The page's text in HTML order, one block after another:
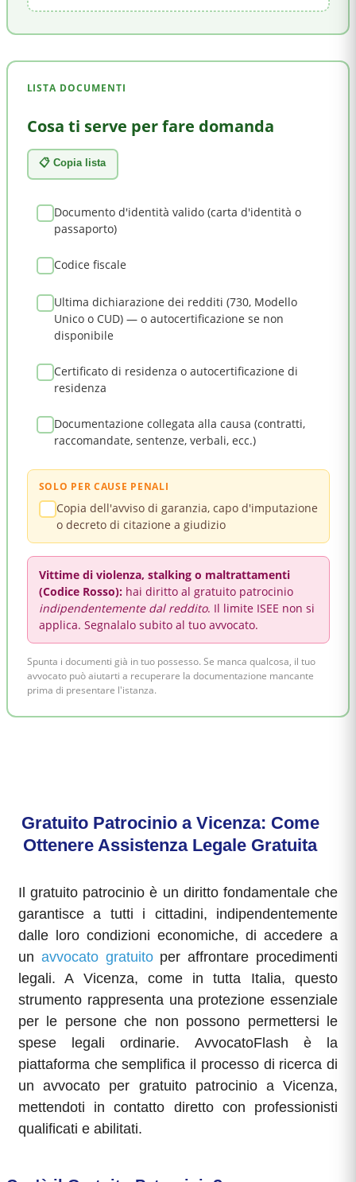
LISTA DOCUMENTI
Cosa ti serve per fare domanda
📋 Copia lista
Documento d'identità valido (carta d'identità o
passaporto)
Codice fiscale
Ultima dichiarazione dei redditi (730, Modello
Unico o CUD) — o autocertificazione se non
disponibile
Certificato di residenza o autocertificazione di
residenza
Documentazione collegata alla causa (contratti,
raccomandate, sentenze, verbali, ecc.)
SOLO PER CAUSE PENALI
Copia dell'avviso di garanzia, capo d'imputazione
o decreto di citazione a giudizio
Vittime di violenza, stalking o maltrattamenti
(Codice Rosso): hai diritto al gratuito patrocinio
indipendentemente dal reddito. Il limite ISEE non si
applica. Segnalalo subito al tuo avvocato.
Spunta i documenti già in tuo possesso. Se manca qualcosa, il tuo
avvocato può aiutarti a recuperare la documentazione mancante
prima di presentare l'istanza.
Gratuito Patrocinio a Vicenza: Come
Ottenere Assistenza Legale Gratuita
Il gratuito patrocinio è un diritto fondamentale che
garantisce a tutti i cittadini, indipendentemente
dalle loro condizioni economiche, di accedere a
un avvocato gratuitoper affrontare procedimenti
legali. A Vicenza, come in tutta Italia, questo
strumento rappresenta una protezione essenziale
per le persone che non possono permettersi le
spese legali ordinarie. AvvocatoFlash è la
piattaforma che semplifica il processo di ricerca di
un avvocato per gratuito patrocinio a Vicenza,
mettendoti in contatto diretto con professionisti
qualificati e abilitati.